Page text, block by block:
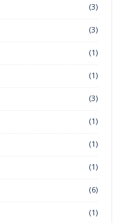
(3)
(3)
(1)
(1)
(3)
(1)
(1)
(1)
(6)
(1)